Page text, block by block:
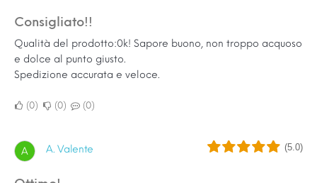
Consigliato!!
Qualità del prodotto:0k! Sapore buono, non troppo acquoso
e dolce al punto giusto.
Spedizione accurata e veloce.
0 0 0
A A. Valente (5.0)